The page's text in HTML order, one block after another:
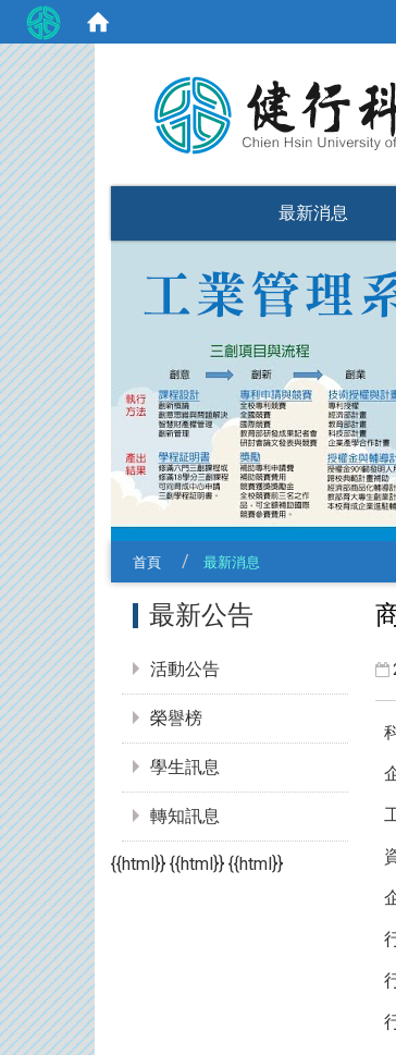
最新消息
首頁 最新消息
最新公告
活動公告
榮譽榜
學生訊息
轉知訊息
{{html}} {{html}} {{html}}